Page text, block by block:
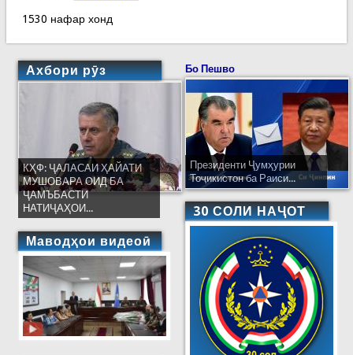
1530 нафар хонд
Ахбори рӯз
КҲФ: ҶАЛАСАИ ҲАЙАТИ
МУШОВАРА ОИД БА
ҶАМЪБАСТИ
НАТИҶАҲОИ...
Маводҳои видеоӣ
Бо Пешво
Президенти Ҷумҳурии
Тоҷикистон ба Раиси...
30 СОЛИ НАҶОТ